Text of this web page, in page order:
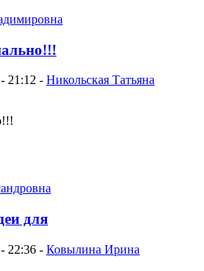
21:12 - Никольская Татьяна
для
22:36 - Ковылина Ирина